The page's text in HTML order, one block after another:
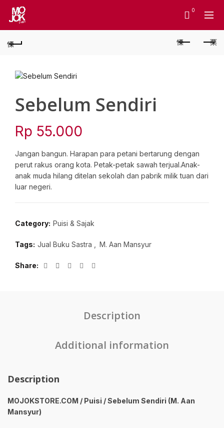
0
Sebelum Sendiri
Rp 55.000
Jangan bangun. Harapan para petani bertarung dengan
perut rakus orang kota. Petak-petak sawah terjual.Anak-
anak muda hilang ditelan sekolah dan pabrik milik tuan dari
luar negeri.
Category: Puisi & Sajak
Tags: Jual Buku Sastra M. Aan Mansyur
Share
Description
Additional information
Description
MOJOKSTORE.COM / Puisi / Sebelum Sendiri (M. Aan
Mansyur)